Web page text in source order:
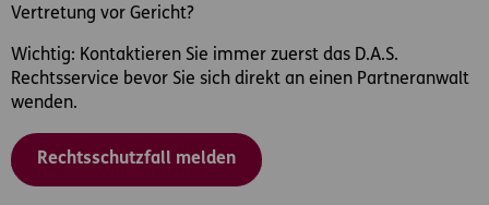
Vertretung vor Gericht?
Wichtig: Kontaktieren Sie immer zuerst das D.A.S.
Rechtsservice bevor Sie sich direkt an einen Partneranwalt
wenden.
Rechtsschutzfall melden